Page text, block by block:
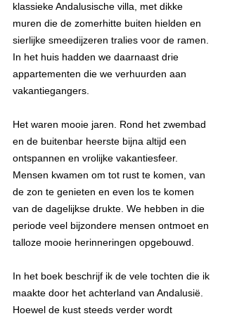
klassieke Andalusische villa, met dikke
muren die de zomerhitte buiten hielden en
sierlijke smeedijzeren tralies voor de ramen.
In het huis hadden we daarnaast drie
appartementen die we verhuurden aan
vakantiegangers.
Het waren mooie jaren. Rond het zwembad
en de buitenbar heerste bijna altijd een
ontspannen en vrolijke vakantiesfeer.
Mensen kwamen om tot rust te komen, van
de zon te genieten en even los te komen
van de dagelijkse drukte. We hebben in die
periode veel bijzondere mensen ontmoet en
talloze mooie herinneringen opgebouwd.
In het boek beschrijf ik de vele tochten die ik
maakte door het achterland van Andalusië.
Hoewel de kust steeds verder wordt